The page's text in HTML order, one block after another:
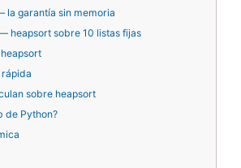
garantía sin memoria
heapsort sobre 10 listas fijas
sobre heapsort
de Python?